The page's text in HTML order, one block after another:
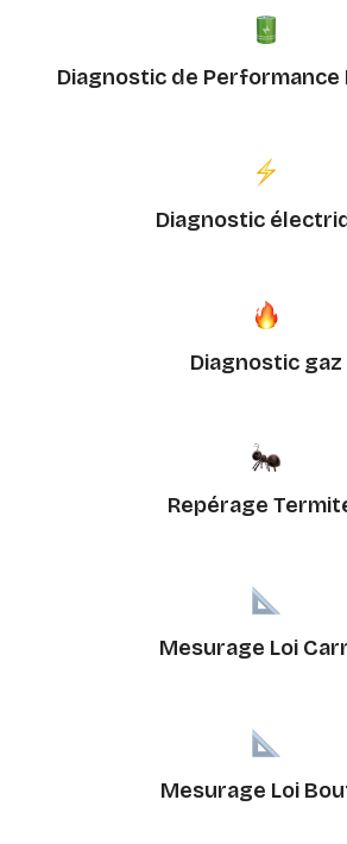
Diagnostic de
Diagnostic
Diagnostic gaz
Repérage
Mesurage Loi
Mesurage Loi